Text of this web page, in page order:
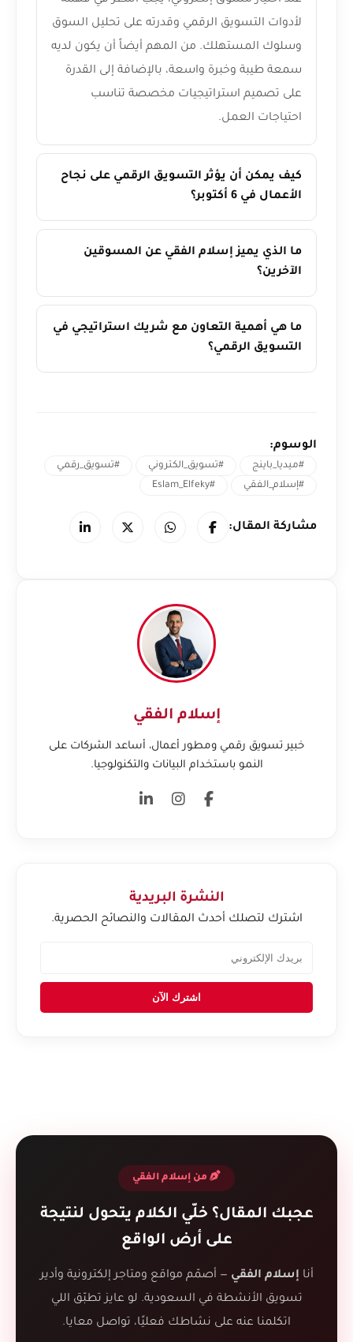
لأدوات التسويق الرقمي وقدرته على تحليل السوق
وسلوك المستهلك. من المهم أيضاً أن يكون لديه
سمعة طيبة وخبرة واسعة، بالإضافة إلى القدرة
على تصميم استراتيجيات مخصصة تناسب
احتياجات العمل.
كيف يمكن أن يؤثر التسويق الرقمي على نجاح
الأعمال في 6 أكتوبر؟
ما الذي يميز إسلام الفقي عن المسوقين
الآخرين؟
ما هي أهمية التعاون مع شريك استراتيجي في
التسويق الرقمي؟
الوسوم:
#ميديا_باينج #تسويق_الكتروني
#تسويق_رقمي
#إسلام_الفقي
#Eslam_Elfeky
مشاركة المقال:
إسلام الفقي
خبير تسويق رقمي ومطور أعمال، أساعد الشركات على
النمو باستخدام البيانات والتكنولوجيا.
النشرة البريدية
اشترك لتصلك أحدث المقالات والنصائح الحصرية.
اشترك الآن
من إسلام الفقي
عجبك المقال؟ خلّي الكلام يتحول لنتيجة
على أرض الواقع
أنا إسلام الفقي — أصمّم مواقع ومتاجر إلكترونية وأدير
تسويق الأنشطة في السعودية. لو عايز تطبّق اللي
اتكلمنا عنه على نشاطك فعليًا، تواصل معايا.